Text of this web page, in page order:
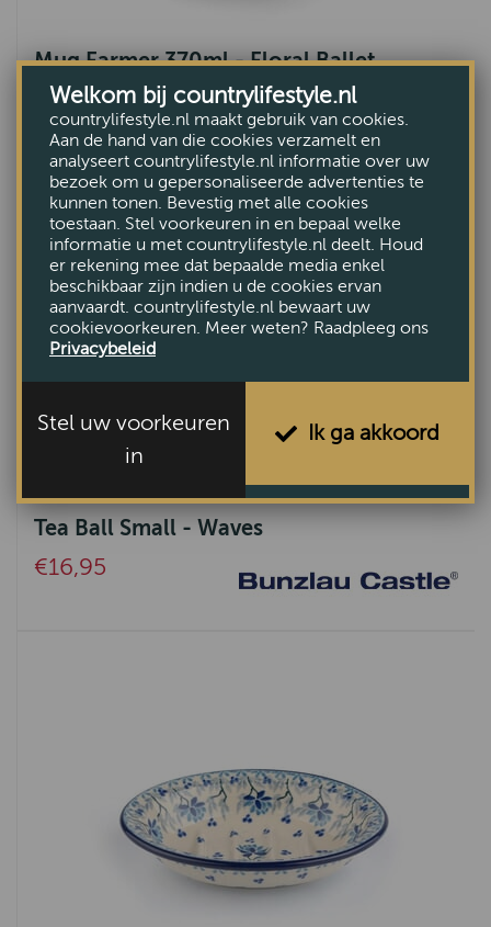
Mug Farmer 370ml - Floral Ballet
€29,95
Tea Ball Small - Waves
€16,95
Welkom bij countrylifestyle.nl
countrylifestyle.nl maakt gebruik van cookies.
Aan de hand van die cookies verzamelt en
analyseert countrylifestyle.nl informatie over uw
bezoek om u gepersonaliseerde advertenties te
kunnen tonen. Bevestig met alle cookies
toestaan. Stel voorkeuren in en bepaal welke
informatie u met countrylifestyle.nl deelt. Houd
er rekening mee dat bepaalde media enkel
beschikbaar zijn indien u de cookies ervan
aanvaardt. countrylifestyle.nl bewaart uw
cookievoorkeuren. Meer weten? Raadpleeg ons
Privacybeleid
Stel uw voorkeuren
in
Ik ga akkoord